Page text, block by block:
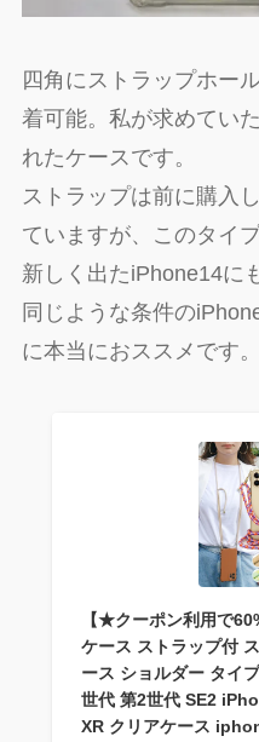
四角にストラップホー
着可能。私が求めてい
れたケースです。
ストラップは前に購入
ていますが、このタイ
新しく出たiPhone14に
同じような条件の
に本当におススメです。
【★クーポン利用で
ケース ストラップ付
ース ショルダー タイ
世代 第2世代 SE2
XR クリアケース